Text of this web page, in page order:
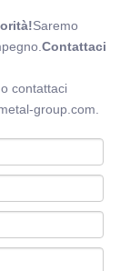
Saremo
Contattaci
contattaci
group.com.